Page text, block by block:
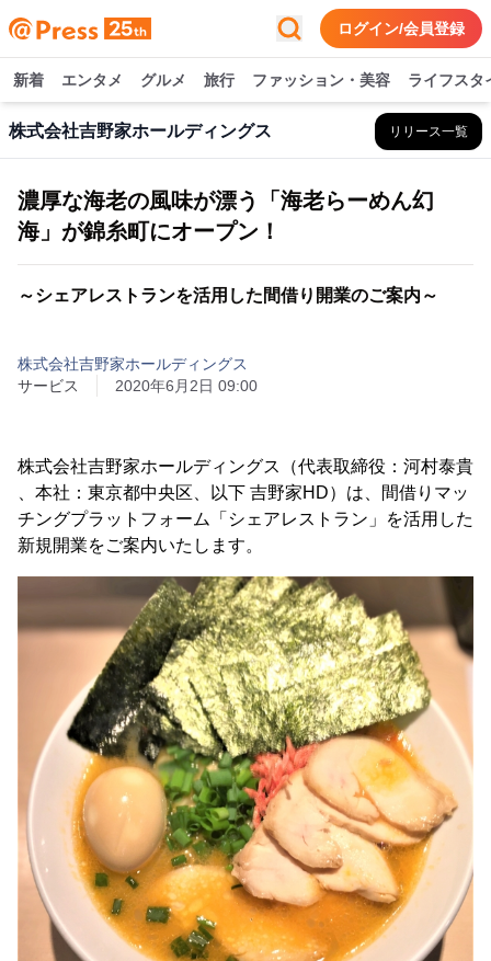
ログイン/会員登録
新着 エンタメ グルメ 旅行 ファッション・美容 ライフスタ
株式会社吉野家ホールディングス リリース一覧
濃厚な海老の風味が漂う「海老らーめん幻
海」が錦糸町にオープン！
～シェアレストランを活用した間借り開業のご案内～
株式会社吉野家ホールディングス
サービス
2020年6月2日 09:00
株式会社吉野家ホールディングス（代表取締役：河村泰貴
、本社：東京都中央区、以下 吉野家HD）は、間借りマッ
チングプラットフォーム「シェアレストラン」を活用した
新規開業をご案内いたします。